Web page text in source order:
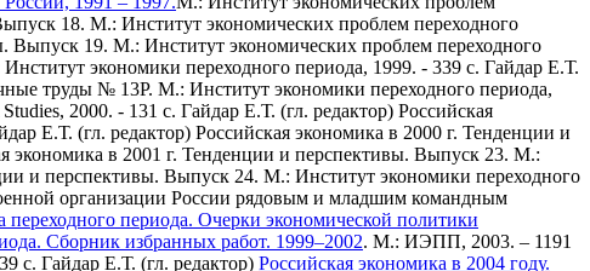
18. М.: Институт экономических проблем переходного
Выпуск 19. М.: Институт экономических проблем переходного
экономики переходного периода, 1999. - 339 с. Гайдар Е.Т.
труды № 13Р. М.: Институт экономики переходного периода,
2000. - 131 c. Гайдар Е.Т. (гл. редактор) Российская
Е.Т. (гл. редактор) Российская экономика в 2000 г. Тенденции и
экономика в 2001 г. Тенденции и перспективы. Выпуск 23. М.:
и перспективы. Выпуск 24. М.: Институт экономики переходного
организации России рядовым и младшим командным
переходного периода. Очерки экономической политики
Сборник избранных работ. 1999–2002. М.: ИЭПП, 2003. – 1191
с. Гайдар Е.Т. (гл. редактор) Российская экономика в 2004 году.